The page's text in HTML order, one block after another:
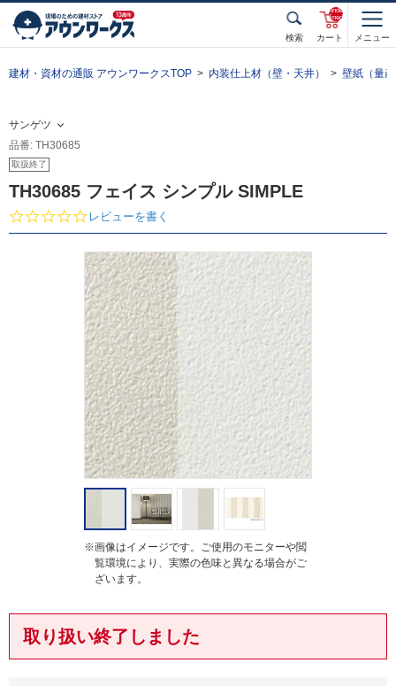
検索 カート
unde
fined
メニュー
建材・資材の通販 アウンワークスTOP 内装仕上材（壁・天井） 壁紙（量
サンゲツ
品番: TH30685
取扱終了
TH30685 フェイス シンプル SIMPLE
0.
0
t
a
r
r
a
t
i
n
g
レビューを書く
※画像はイメージです。ご使用のモニターや閲
覧環境により、実際の色味と異なる場合がご
ざいます。
取り扱い終了しました